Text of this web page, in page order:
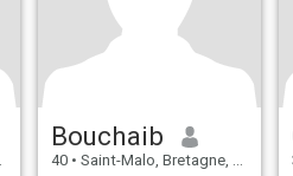
Bouchaib
40 • Saint-Malo, Bretagne, Francia